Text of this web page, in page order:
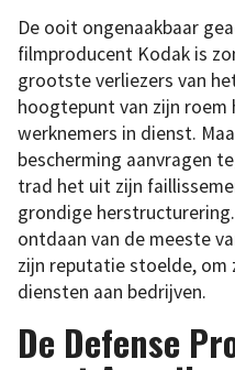
De ooit ongenaakbaar
filmproducent Kodak is
grootste verliezers van
hoogtepunt van zijn roem
werknemers in dienst.
bescherming aanvragen
trad het uit zijn
grondige
ontdaan van de meeste
zijn reputatie stoelde, om
diensten aan bedrijven.
De Defense